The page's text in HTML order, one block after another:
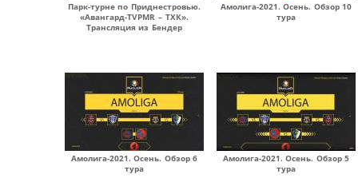
Парк-турне по Приднестровью.
«Авангард-TVPMR – ТХК».
Трансляция из Бендер
Амолига-2021. Осень. Обзор 10
тура
Амолига-2021. Осень. Обзор 6
тура
Амолига-2021. Осень. Обзор 5
тура